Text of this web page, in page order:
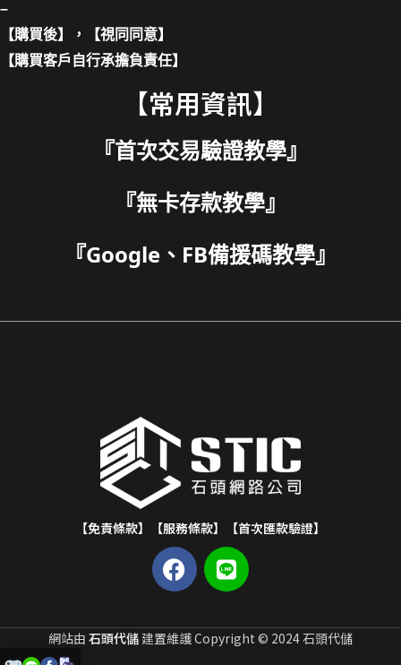
–
【購買後】，【視同同意】
【購買客戶自行承擔負責任】
【常用資訊】
『首次交易驗證教學』
『無卡存款教學』
『Google、FB備援碼教學』
【免責條款】 【服務條款】 【首次匯款驗證】
網站由 石頭代儲 建置維護 Copyright © 2024 石頭代儲